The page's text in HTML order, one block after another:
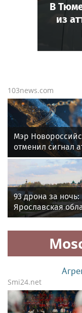
103news.com
Мэр
отменил сигнал
беспилотников
93 дрона за ночь:
Ярославская
подверглась
масштабной
Smi24.net
В
из